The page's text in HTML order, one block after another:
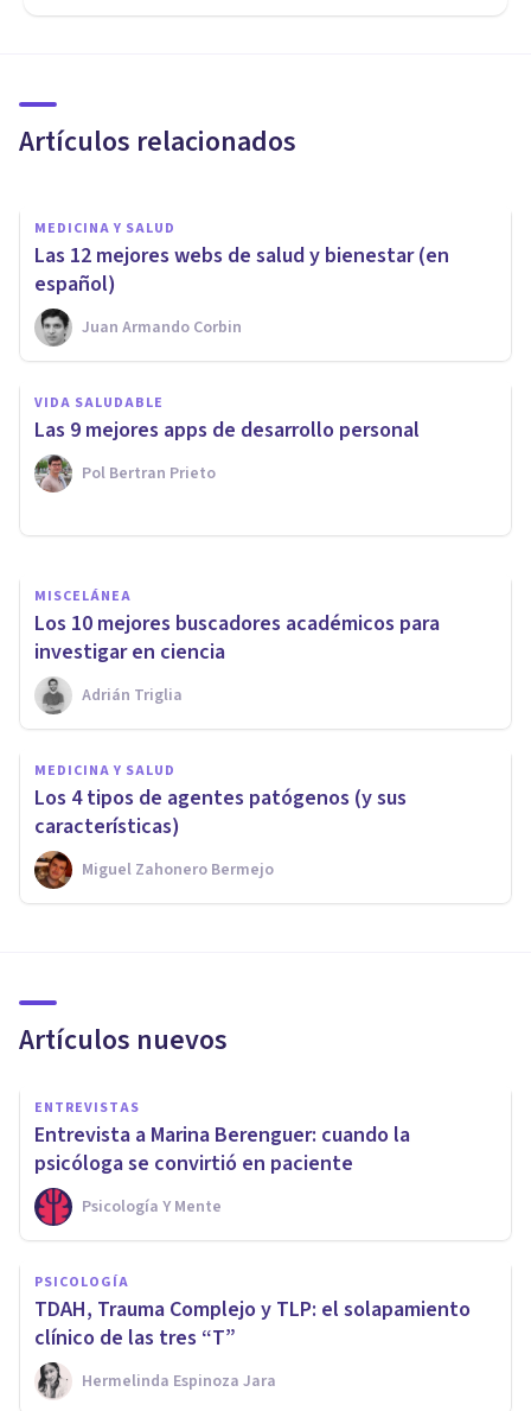
Artículos relacionados
MEDICINA Y SALUD
humano?
Izzat Haykal
MEDICINA Y SALUD
Las 12 mejores webs de salud y bienestar (en
español)
Juan Armando Corbin
VIDA SALUDABLE
Las 9 mejores apps de desarrollo personal
Pol Bertran Prieto
MISCELÁNEA
Material de laboratorio: 25
objetos e instrumentos
imprescindibles
MISCELÁNEA
Los 10 mejores buscadores académicos para
investigar en ciencia
Adrián Triglia
MEDICINA Y SALUD
Los 4 tipos de agentes patógenos (y sus
características)
Miguel Zahonero Bermejo
Artículos nuevos
ENTREVISTAS
Entrevista a Marina Berenguer: cuando la
psicóloga se convirtió en paciente
Psicología Y Mente
PSICOLOGÍA
TDAH, Trauma Complejo y TLP: el solapamiento
clínico de las tres “T”
Hermelinda Espinoza Jara